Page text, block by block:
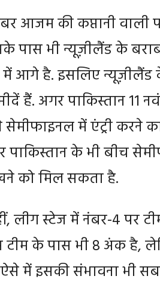
आजम की कप्तानी वाली
पास भी न्यूज़ीलैंड के
में आगे है. इसलिए
हैं. अगर पाकिस्तान 11
सेमीफाइनल में एंट्री करने
पाकिस्तान के भी बीच
को मिल सकता है.
लीग स्टेज में नंबर-4 पर
टीम के पास भी 8 अंक है,
में इसकी संभावना भी